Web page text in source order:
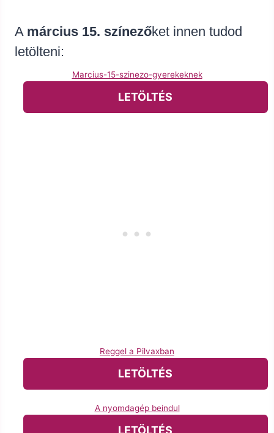
A március 15. színezőket innen tudod
letölteni:
Marcius-15-szinezo-gyerekeknek
LETÖLTÉS
Reggel a Pilvaxban
LETÖLTÉS
A nyomdagép beindul